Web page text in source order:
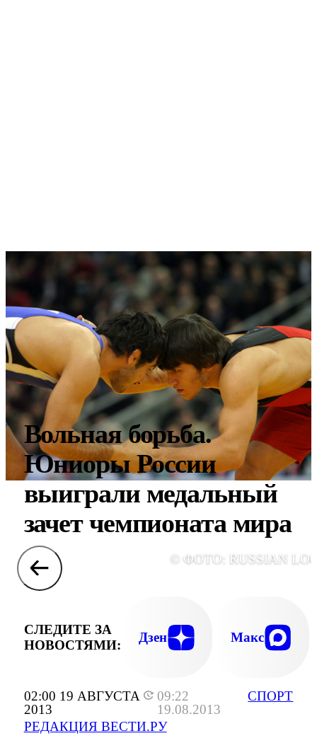
02:00 19 АВГУСТА
2013
09:22
19.08.2013
РЕДАКЦИЯ ВЕСТИ.РУ
СПОРТ
Вольная борьба.
Юниоры России
выиграли медальный
зачет чемпионата мира
© ФОТО: RUSSIAN
СЛЕДИТЕ ЗА
НОВОСТЯМИ:
Дзен Макс